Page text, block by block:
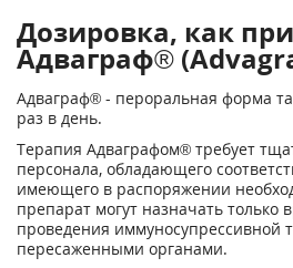
Дозировка, как
Адваграф®
Адваграф® - пероральная форма
раз в день.
Терапия Адваграфом® требует
персонала, обладающего
имеющего в распоряжении
препарат могут назначать
проведения иммуносупрессивной
пересаженными органами.